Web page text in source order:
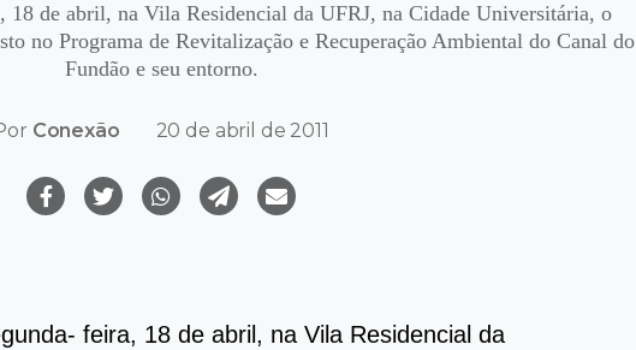
18 de abril, na Vila Residencial da UFRJ, na Cidade Universitária, o
no Programa de Revitalização e Recuperação Ambiental do Canal do
Fundão e seu entorno.
Conexão 20 de abril de 2011
feira, 18 de abril, na Vila Residencial da